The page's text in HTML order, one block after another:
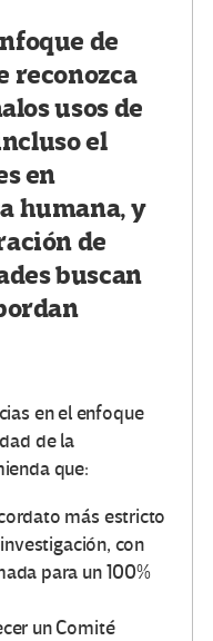
de
reconozca
usos de
el
en
humana, y
de
buscan
en el enfoque
de la
que:
más estricto
con
para un 100%
un Comité